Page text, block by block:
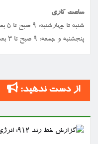
ساعت کاری
شنبه تا چهارشنبه: ۹ صبح تا ۵ بعد از ظهر
پنجشنبه و جمعه: ۹ صبح تا ۳ بعد از ظهر
از دست ندهید: